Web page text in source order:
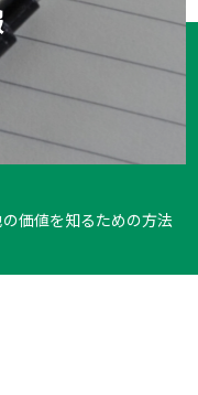
価値を知るための方法